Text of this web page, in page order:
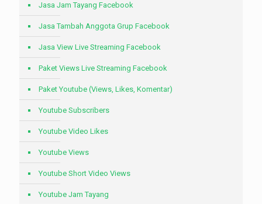
Jasa Jam Tayang Facebook
Jasa Tambah Anggota Grup Facebook
Jasa View Live Streaming Facebook
Paket Views Live Streaming Facebook
Paket Youtube (Views, Likes, Komentar)
Youtube Subscribers
Youtube Video Likes
Youtube Views
Youtube Short Video Views
Youtube Jam Tayang